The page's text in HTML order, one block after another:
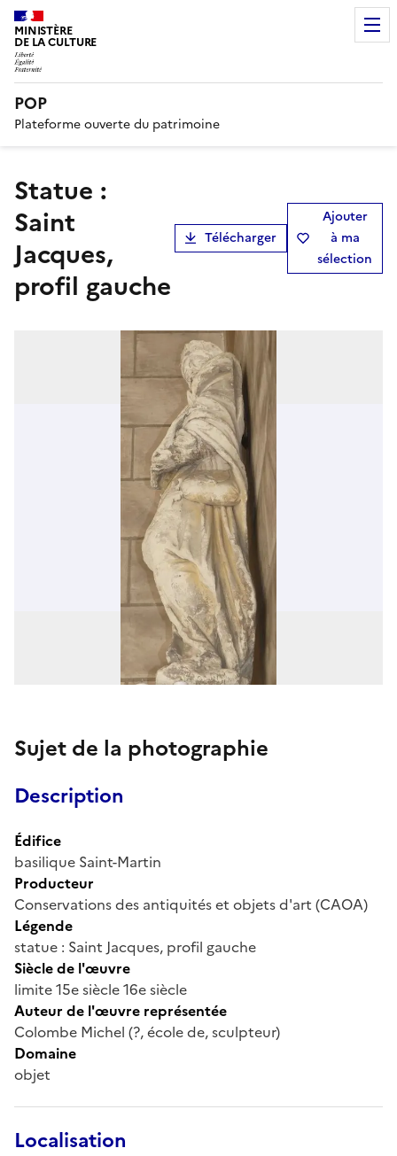
MINISTÈRE
DE LA CULTURE
POP
Plateforme ouverte du patrimoine
statue :
Saint
Jacques,
profil gauche
Télécharger
Ajouter
à ma
sélection
Sujet de la photographie
Description
Édifice
basilique Saint-Martin
Producteur
Conservations des antiquités et objets d'art (CAOA)
Légende
statue : Saint Jacques, profil gauche
Siècle de l'œuvre
limite 15e siècle 16e siècle
Auteur de l'œuvre représentée
Colombe Michel (?, école de, sculpteur)
Domaine
objet
Localisation